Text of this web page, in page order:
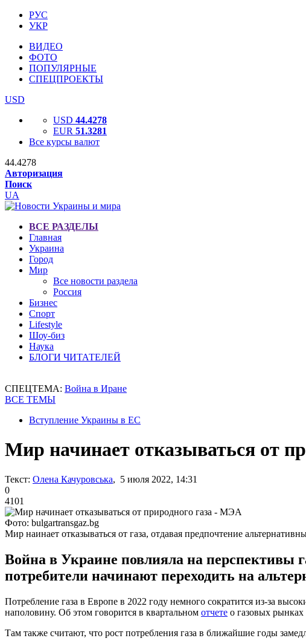
РУС
УКР
ВИДЕО
ФОТО
ПОПУЛЯРНЫЕ
СПЕЦПРОЕКТЫ
USD
USD 44.4278
EUR 51.3281
Все курсы валют
44.4278
Авторизация
Поиск
UA
ВСЕ РАЗДЕЛЫ
Главная
Украина
Город
Мир
Все новости раздела
Россия
Бизнес
Спорт
Lifestyle
Шоу-биз
Наука
БЛОГИ ЧИТАТЕЛЕЙ
СПЕЦТЕМА: Война в Иране
ВСЕ ТЕМЫ
Вступление Украины в ЕС
Мир начинает отказываться от
Текст: Олена Качуровська, 5 июля 2022, 14:31
0
4101
Фото: bulgartransgaz.bg
Мир наинает отказываться от газа, отдавая предпочтение
Война в Украине повлияла на перспективы
потребители начинают переходить на
Потребление газа в Европе в 2022 году немного сократится из-за
наполовину. Об этом говорится в квартальном отчете о газовых
Там также считают, что рост потребления газа в ближайшие годы